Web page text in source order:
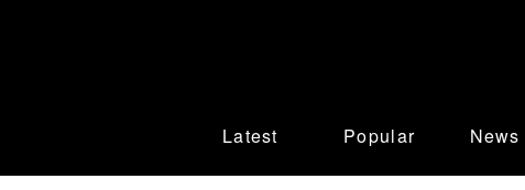
Latest Popular News